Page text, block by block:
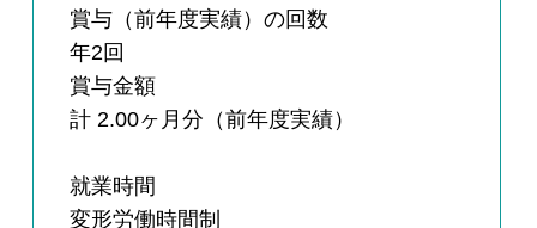
賞与（前年度実績）の回数
年2回
賞与金額
計 2.00ヶ月分（前年度実績）
就業時間
変形労働時間制